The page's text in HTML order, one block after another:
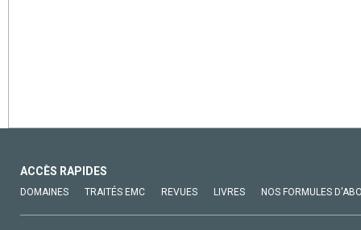
ACCÈS RAPIDES
DOMAINES TRAITÉS EMC REVUES LIVRES NOS FORMULES